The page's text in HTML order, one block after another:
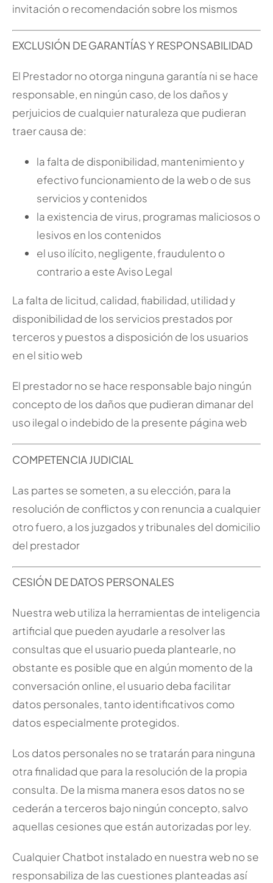
invitación o recomendación sobre los mismos
EXCLUSIÓN DE GARANTÍAS Y RESPONSABILIDAD
El Prestador no otorga ninguna garantía ni se hace
responsable, en ningún caso, de los daños y
perjuicios de cualquier naturaleza que pudieran
traer causa de:
la falta de disponibilidad, mantenimiento y
efectivo funcionamiento de la web o de sus
servicios y contenidos
la existencia de virus, programas maliciosos o
lesivos en los contenidos
el uso ilícito, negligente, fraudulento o
contrario a este Aviso Legal
La falta de licitud, calidad, fiabilidad, utilidad y
disponibilidad de los servicios prestados por
terceros y puestos a disposición de los usuarios
en el sitio web
El prestador no se hace responsable bajo ningún
concepto de los daños que pudieran dimanar del
uso ilegal o indebido de la presente página web
COMPETENCIA JUDICIAL
Las partes se someten, a su elección, para la
resolución de conflictos y con renuncia a cualquier
otro fuero, a los juzgados y tribunales del domicilio
del prestador
CESIÓN DE DATOS PERSONALES
Nuestra web utiliza la herramientas de inteligencia
artificial que pueden ayudarle a resolver las
consultas que el usuario pueda plantearle, no
obstante es posible que en algún momento de la
conversación online, el usuario deba facilitar
datos personales, tanto identificativos como
datos especialmente protegidos.
Los datos personales no se tratarán para ninguna
otra finalidad que para la resolución de la propia
consulta. De la misma manera esos datos no se
cederán a terceros bajo ningún concepto, salvo
aquellas cesiones que están autorizadas por ley.
Cualquier Chatbot instalado en nuestra web no se
responsabiliza de las cuestiones planteadas así